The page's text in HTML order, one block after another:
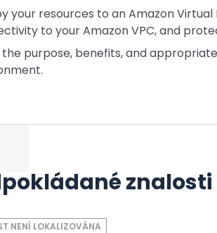
your resources to an Amazon
to your Amazon VPC, and
purpose, benefits, and
znalosti
NENÍ LOKALIZOVÁNA